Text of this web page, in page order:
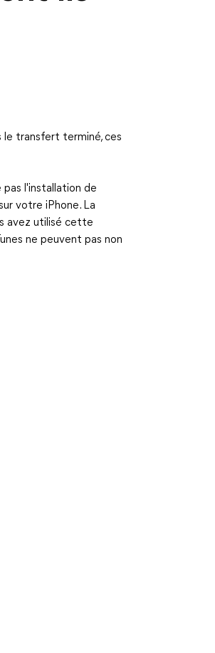
le transfert terminé, ces
l'installation de
votre iPhone. La
avez utilisé cette
ne peuvent pas non